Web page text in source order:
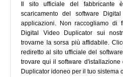
Il sito ufficiale del
scaricamento del software
applicazioni. Non raccogliamo di
Digital Video Duplicator sui
trovarne la sorsa più affidabile.
rediretto al sito ufficiale del
trovare qui il software
Duplicator idoneo per il tuo sistema